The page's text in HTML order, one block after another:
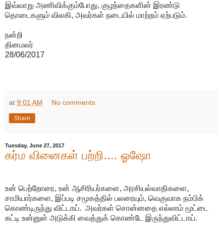
இவ்வாறு அணிவிக்கும்போது, குழந்தைகளின் இரண்டு
தொடைகளும் விலகி, அவர்கள் நடையில் மாற்றம் ஏற்படும்.
நன்றி
தினமலர்
28/06/2017
at 9:01 AM No comments:
Share
Tuesday, June 27, 2017
கர்ம வினைகள் பற்றி.... ஓஷோ
உன் பெற்றோரை, உன் ஆசிரியர்களை, அரசியல்வாதிகளை,
சாமியார்களை, இப்படி சமூகத்தில் பலரையும், வெகுவாக நம்பிக்
கொண்டிருந்து விட்டாய். அவர்கள் சொன்னதை எல்லாம் மூட்டை
கட்டி உன்னுள் அடுக்கி வைத்துக் கொண்டே இருந்துவிட்டாய்.